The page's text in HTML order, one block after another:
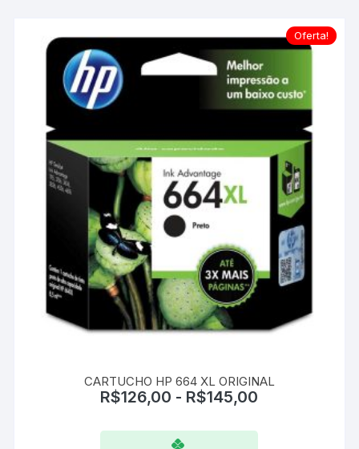
Oferta!
CARTUCHO HP 664 XL ORIGINAL
R$126,00 - R$145,00